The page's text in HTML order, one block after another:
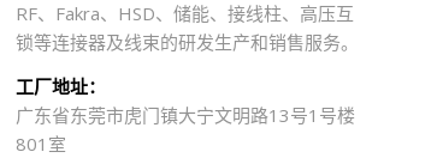
RF、Fakra、HSD、储能、接线柱、高压互
锁等连接器及线束的研发生产和销售服务。
工厂地址：
广东省东莞市虎门镇大宁文明路13号1号楼
801室